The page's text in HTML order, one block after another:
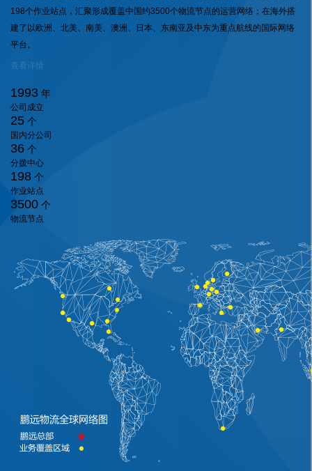
198个作业站点，汇聚形成覆盖中国约3500个物流节点的运营网络；在海外搭
建了以欧洲、北美、南美、澳洲、日本、东南亚及中东为重点航线的国际网络
平台。
查看详情
1993 年
公司成立
25 个
国内分公司
36 个
分拨中心
198 个
作业站点
3500 个
物流节点